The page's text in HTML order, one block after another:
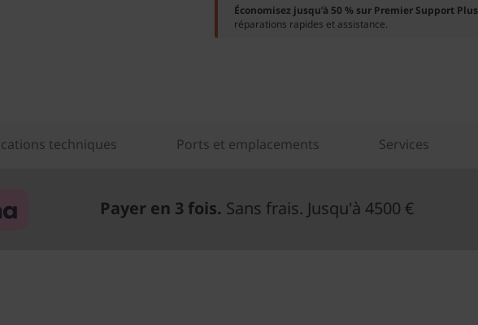
Économisez jusqu’à 50 % sur Premier Support Plus
réparations rapides et assistance.
techniques Ports et emplacements Services
Payer en 3 fois. Sans frais. Jusqu'à 4500 €